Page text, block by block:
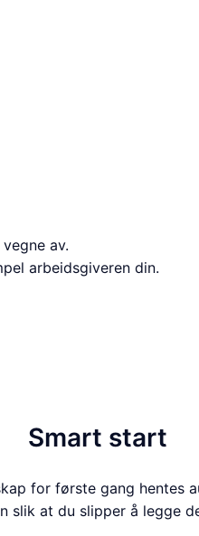
av.
arbeidsgiveren din.
Smart start
for første gang hentes
slik at du slipper å legge